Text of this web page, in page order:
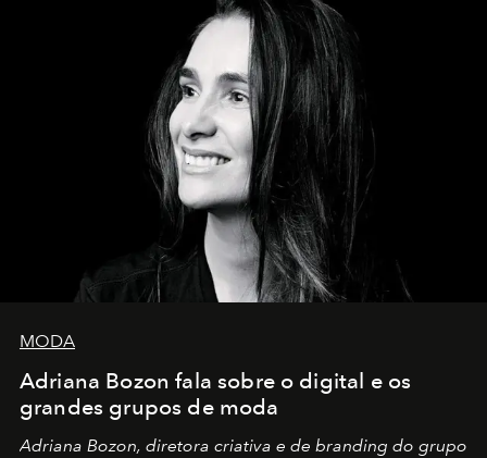
MODA
Adriana Bozon fala sobre o digital e os
grandes grupos de moda
Adriana Bozon, diretora criativa e de branding do grupo